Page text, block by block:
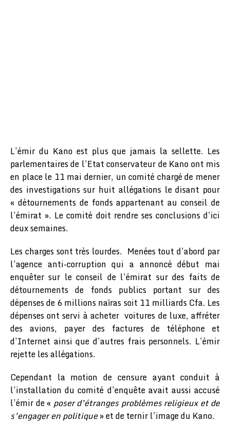
L’émir du Kano est plus que jamais la sellette. Les
parlementaires de l’Etat conservateur de Kano ont mis
en place le 11 mai dernier, un comité chargé de mener
des investigations sur huit allégations le disant pour
« détournements de fonds appartenant au conseil de
l’émirat ». Le comité doit rendre ses conclusions d’ici
deux semaines.
Les charges sont très lourdes. Menées tout d’abord par
l’agence anti-corruption qui a annoncé début mai
enquêter sur le conseil de l’émirat sur des faits de
détournements de fonds publics portant sur des
dépenses de 6 millions naïras soit 11 milliards Cfa. Les
dépenses ont servi à acheter voitures de luxe, affréter
des avions, payer des factures de téléphone et
d’Internet ainsi que d’autres frais personnels. L’émir
rejette les allégations.
Cependant la motion de censure ayant conduit à
l’installation du comité d’enquête avait aussi accusé
l’émir de « poser d’étranges problèmes religieux et de
s’engager en politique» et de ternir l’image du Kano.